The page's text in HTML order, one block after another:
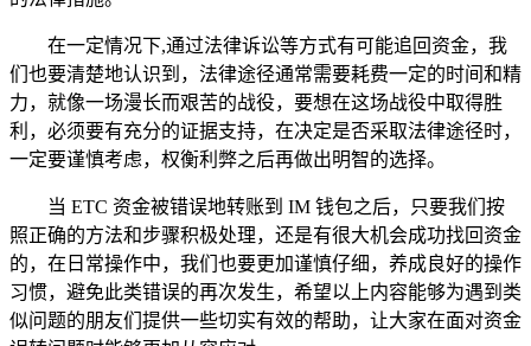
在一定情况下,通过法律诉讼等方式有可能追回资金，我
们也要清楚地认识到，法律途径通常需要耗费一定的时间和精
力，就像一场漫长而艰苦的战役，要想在这场战役中取得胜
利，必须要有充分的证据支持，在决定是否采取法律途径时，
一定要谨慎考虑，权衡利弊之后再做出明智的选择。
当 ETC 资金被错误地转账到 IM 钱包之后，只要我们按
照正确的方法和步骤积极处理，还是有很大机会成功找回资金
的，在日常操作中，我们也要更加谨慎仔细，养成良好的操作
习惯，避免此类错误的再次发生，希望以上内容能够为遇到类
似问题的朋友们提供一些切实有效的帮助，让大家在面对资金